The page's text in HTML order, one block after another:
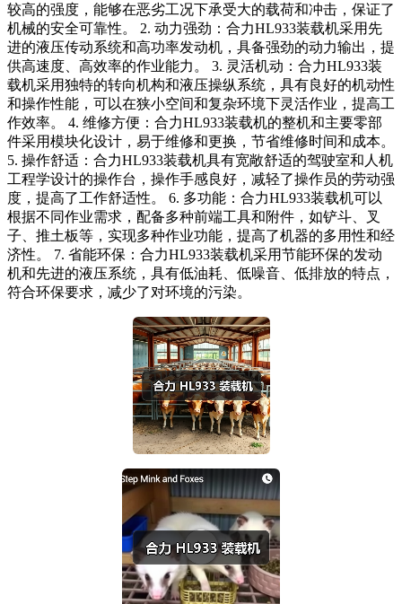
较高的强度，能够在恶劣工况下承受大的载荷和冲击，保证了
机械的安全可靠性。 2. 动力强劲：合力HL933装载机采用先
进的液压传动系统和高功率发动机，具备强劲的动力输出，提
供高速度、高效率的作业能力。 3. 灵活机动：合力HL933装
载机采用独特的转向机构和液压操纵系统，具有良好的机动性
和操作性能，可以在狭小空间和复杂环境下灵活作业，提高工
作效率。 4. 维修方便：合力HL933装载机的整机和主要零部
件采用模块化设计，易于维修和更换，节省维修时间和成本。
5. 操作舒适：合力HL933装载机具有宽敞舒适的驾驶室和人机
工程学设计的操作台，操作手感良好，减轻了操作员的劳动强
度，提高了工作舒适性。 6. 多功能：合力HL933装载机可以
根据不同作业需求，配备多种前端工具和附件，如铲斗、叉
子、推土板等，实现多种作业功能，提高了机器的多用性和经
济性。 7. 省能环保：合力HL933装载机采用节能环保的发动
机和先进的液压系统，具有低油耗、低噪音、低排放的特点，
符合环保要求，减少了对环境的污染。